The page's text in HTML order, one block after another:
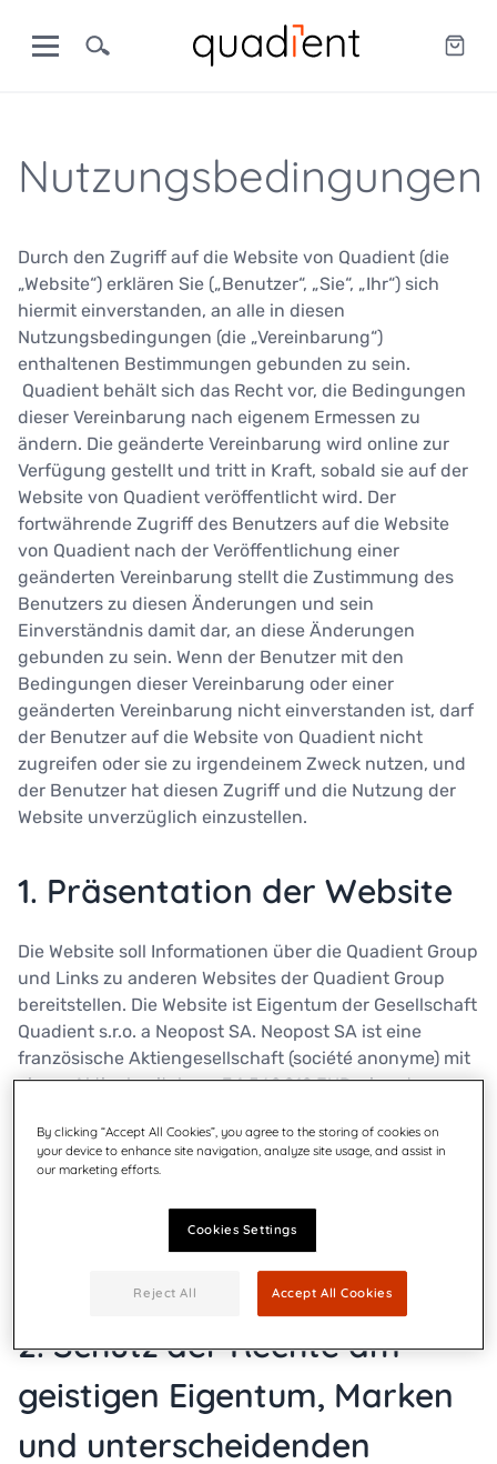
Nutzungsbedingungen
Durch den Zugriff auf die Website von Quadient (die
„Website“) erklären Sie („Benutzer“, „Sie“, „Ihr“) sich
hiermit einverstanden, an alle in diesen
Nutzungsbedingungen (die „Vereinbarung“)
enthaltenen Bestimmungen gebunden zu sein.
Quadient behält sich das Recht vor, die Bedingungen
dieser Vereinbarung nach eigenem Ermessen zu
ändern. Die geänderte Vereinbarung wird online zur
Verfügung gestellt und tritt in Kraft, sobald sie auf der
Website von Quadient veröffentlicht wird. Der
fortwährende Zugriff des Benutzers auf die Website
von Quadient nach der Veröffentlichung einer
geänderten Vereinbarung stellt die Zustimmung des
Benutzers zu diesen Änderungen und sein
Einverständnis damit dar, an diese Änderungen
gebunden zu sein. Wenn der Benutzer mit den
Bedingungen dieser Vereinbarung oder einer
geänderten Vereinbarung nicht einverstanden ist, darf
der Benutzer auf die Website von Quadient nicht
zugreifen oder sie zu irgendeinem Zweck nutzen, und
der Benutzer hat diesen Zugriff und die Nutzung der
Website unverzüglich einzustellen.
1. Präsentation der Website
Die Website soll Informationen über die Quadient Group
und Links zu anderen Websites der Quadient Group
bereitstellen. Die Website ist Eigentum der Gesellschaft
Quadient s.r.o. a Neopost SA. Neopost SA ist eine
französische Aktiengesellschaft (société anonyme) mit
einem Aktienkapital von 34.562.912 EUR, eingetragen
unter der Nummer 402 103 907. Die
Umsatzsteueridentifikationsnummer ist DE 814 269
Neopost SA ist unter dem Handelsnamen „Quadient“
tätig. Das Marketing-Team von Quadient ist der
2. Schutz der Rechte am
geistigen Eigentum, Marken
und unterscheidenden
By clicking “Accept All Cookies”, you agree to the storing of cookies on
your device to enhance site navigation, analyze site usage, and assist in
our marketing efforts.
Cookies Settings
Reject All Accept All Cookies